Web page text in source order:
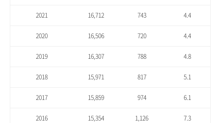
2021 16,712 743 4.4
2020 16,506 720 4.4
2019 16,307 788 4.8
2018 15,971 817 5.1
2017 15,859 974 6.1
2016 15,354 1,126 7.3